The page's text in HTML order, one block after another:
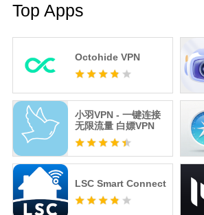
Top Apps
Octohide VPN
小羽VPN - 一键连接
无限流量 白嫖VPN
LSC Smart Connect